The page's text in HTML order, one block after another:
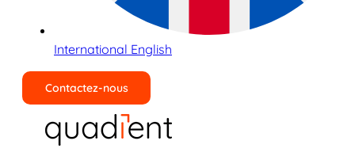
International English
Contactez-nous